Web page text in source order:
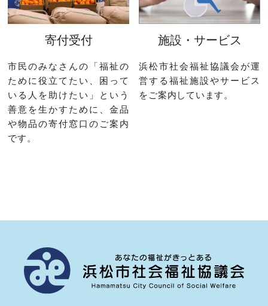
寄付受付
市民のみなさんの「福祉の
ために役立てたい、困って
いる人を助けたい」という
善意を生かすために、金品
や物品の寄付窓口のご案内
です。
施設・サービス
浜松市社会福祉協議会が運
営する福祉施設やサービス
をご案内しています。